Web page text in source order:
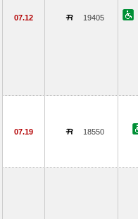
07.12 19405
07.19 18550